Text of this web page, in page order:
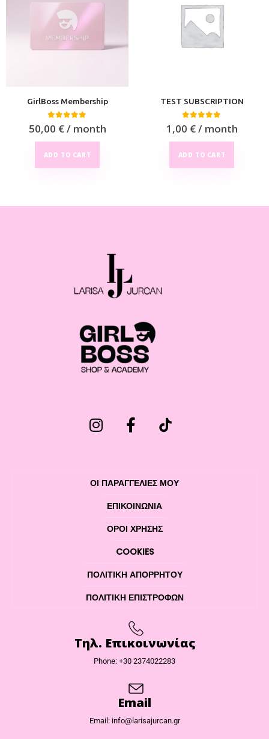
GirlBoss Membership
0out of 5
50,00 €/ month
ADD TO CART
TEST SUBSCRIPTION
0 out of 5
1,00 €/ month
ADD TO CART
ΟΙ ΠΑΡΑΓΓΕΛΙΕΣ ΜΟΥ
ΕΠΙΚΟΙΝΩΝΊΑ
ΌΡΟΙ ΧΡΉΣΗΣ
COOKIES
ΠΟΛΙΤΙΚΉ ΑΠΟΡΡΉΤΟΥ
ΠΟΛΙΤΙΚΉ ΕΠΙΣΤΡΟΦΏΝ
Τηλ. Επικοινωνίας
Phone: +30 2374022283
Email
Email: info@larisajurcan.gr